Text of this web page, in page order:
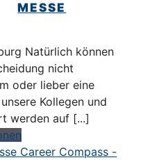
MESSE
Natürlich können
nicht
oder lieber eine
Kollegen und
werden auf [...]
Career Compass -